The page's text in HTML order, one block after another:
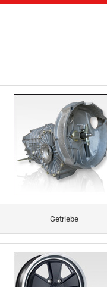
Getriebe